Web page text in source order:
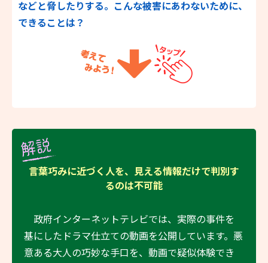
などと脅したりする。こんな被害にあわないために、
できることは？
言葉巧みに近づく人を、見える情報だけで判別す
るのは不可能
政府インターネットテレビでは、実際の事件を
基にしたドラマ仕立ての動画を公開しています。悪
意ある大人の巧妙な手口を、動画で疑似体験でき